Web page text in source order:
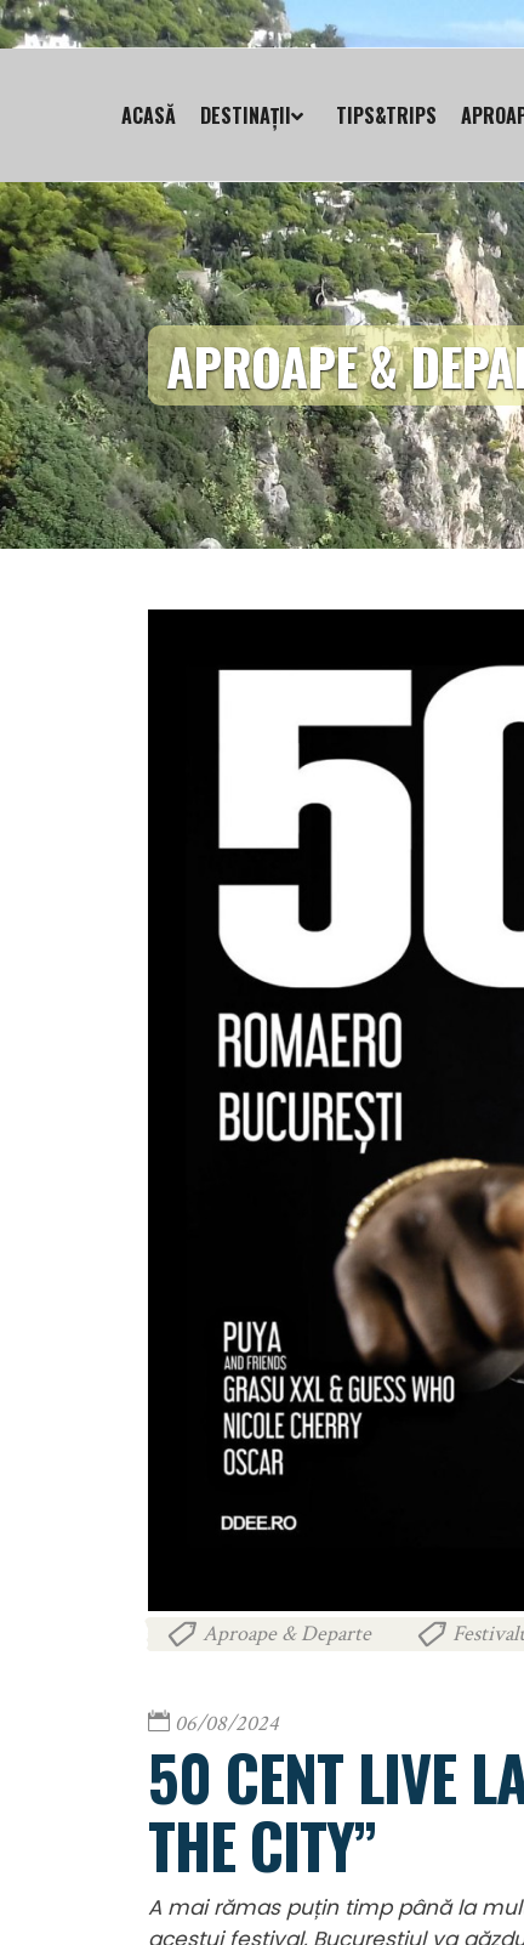
ACASĂ DESTINAȚII TIPS&TRIPS
APROAPE &
Aproape & Departe
06/08/2024
50 CENT LIVE
THE CITY”
A mai rămas puțin timp până la